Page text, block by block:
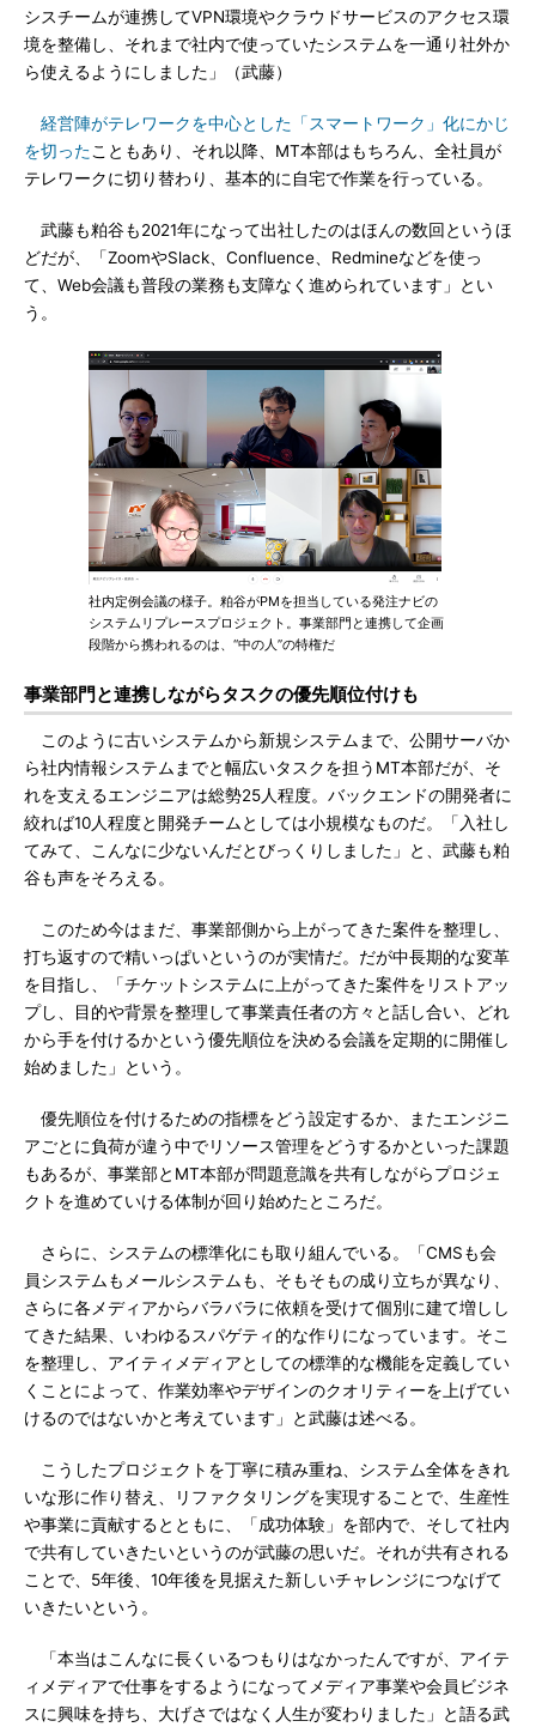
シスチームが連携してVPN環境やクラウドサービスのアクセス環
境を整備し、それまで社内で使っていたシステムを一通り社外か
ら使えるようにしました」（武藤）
経営陣がテレワークを中心とした「スマートワーク」化にかじ
を切ったこともあり、それ以降、MT本部はもちろん、全社員が
テレワークに切り替わり、基本的に自宅で作業を行っている。
武藤も粕谷も2021年になって出社したのはほんの数回というほ
どだが、「ZoomやSlack、Confluence、Redmineなどを使っ
て、Web会議も普段の業務も支障なく進められています」とい
う。
社内定例会議の様子。粕谷がPMを担当している発注ナビの
システムリプレースプロジェクト。事業部門と連携して企画
段階から携われるのは、“中の人”の特権だ
事業部門と連携しながらタスクの優先順位付けも
このように古いシステムから新規システムまで、公開サーバか
ら社内情報システムまでと幅広いタスクを担うMT本部だが、そ
れを支えるエンジニアは総勢25人程度。バックエンドの開発者に
絞れば10人程度と開発チームとしては小規模なものだ。「入社し
てみて、こんなに少ないんだとびっくりしました」と、武藤も粕
谷も声をそろえる。
このため今はまだ、事業部側から上がってきた案件を整理し、
打ち返すので精いっぱいというのが実情だ。だが中長期的な変革
を目指し、「チケットシステムに上がってきた案件をリストアッ
プし、目的や背景を整理して事業責任者の方々と話し合い、どれ
から手を付けるかという優先順位を決める会議を定期的に開催し
始めました」という。
優先順位を付けるための指標をどう設定するか、またエンジニ
アごとに負荷が違う中でリソース管理をどうするかといった課題
もあるが、事業部とMT本部が問題意識を共有しながらプロジェ
クトを進めていける体制が回り始めたところだ。
さらに、システムの標準化にも取り組んでいる。「CMSも会
員システムもメールシステムも、そもそもの成り立ちが異なり、
さらに各メディアからバラバラに依頼を受けて個別に建て増しし
てきた結果、いわゆるスパゲティ的な作りになっています。そこ
を整理し、アイティメディアとしての標準的な機能を定義してい
くことによって、作業効率やデザインのクオリティーを上げてい
けるのではないかと考えています」と武藤は述べる。
こうしたプロジェクトを丁寧に積み重ね、システム全体をきれ
いな形に作り替え、リファクタリングを実現することで、生産性
や事業に貢献するとともに、「成功体験」を部内で、そして社内
で共有していきたいというのが武藤の思いだ。それが共有される
ことで、5年後、10年後を見据えた新しいチャレンジにつなげて
いきたいという。
「本当はこんなに長くいるつもりはなかったんですが、アイテ
ィメディアで仕事をするようになってメディア事業や会員ビジネ
スに興味を持ち、大げさではなく人生が変わりました」と語る武